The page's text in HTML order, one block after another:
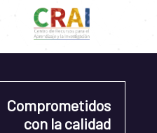
Comprometidos
con la calidad